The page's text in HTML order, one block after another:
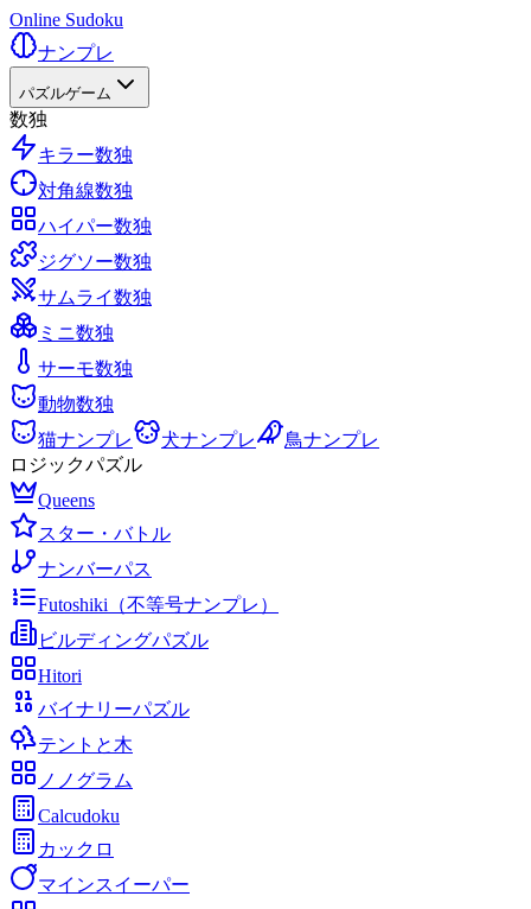
Online Sudoku
ナンプレ
パズルゲーム
数独
キラー数独
対角線数独
ハイパー数独
ジグソー数独
サムライ数独
ミニ数独
サーモ数独
動物数独
猫ナンプレ
犬ナンプレ
鳥ナンプレ
ロジックパズル
Queens
スター・バトル
ナンバーパス
Futoshiki（不等号ナンプレ）
ビルディングパズル
Hitori
バイナリーパズル
テントと木
ノノグラム
Calcudoku
カックロ
マインスイーパー